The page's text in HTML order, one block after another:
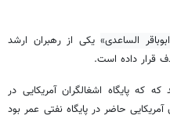
ابوباقر الساعدی»یکی از رهبران ارشد
قرار داده است.
که پایگاه اشغالگران آمریکایی در
حاضر در پایگاه نفتی عمر بود